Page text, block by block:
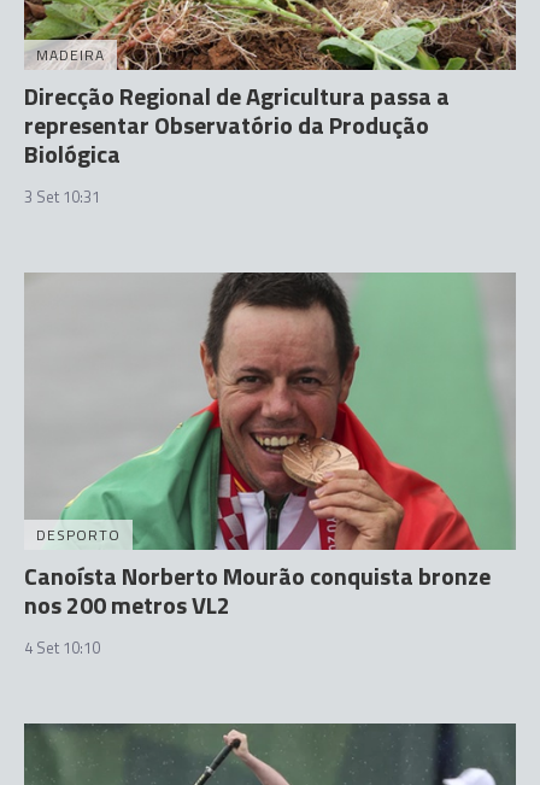
MADEIRA
Direcção Regional de Agricultura passa a
representar Observatório da Produção
Biológica
3 Set 10:31
DESPORTO
Canoísta Norberto Mourão conquista bronze
nos 200 metros VL2
4 Set 10:10